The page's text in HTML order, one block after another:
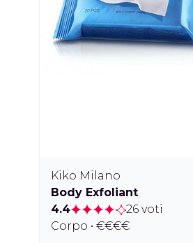
Kiko Milano
Body Exfoliant
4.4
26 voti
Corpo • €€€€